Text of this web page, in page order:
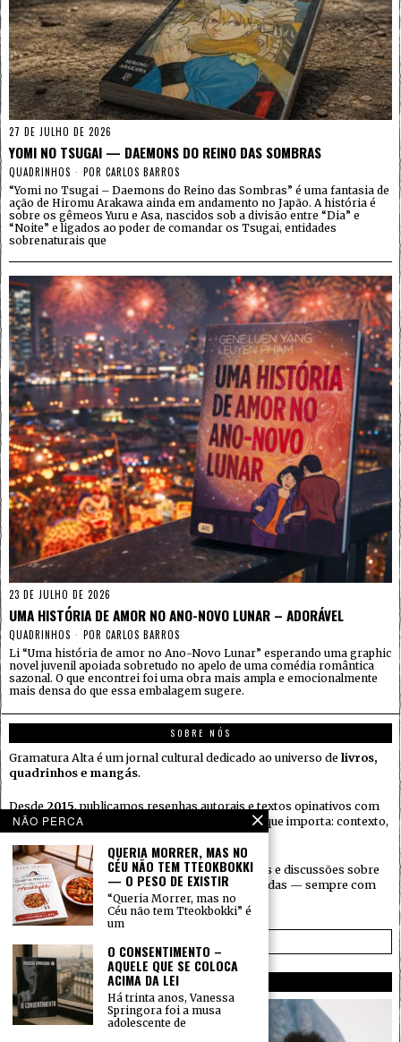
27 DE JULHO DE 2026
YOMI NO TSUGAI — DAEMONS DO REINO DAS SOMBRAS
QUADRINHOS POR CARLOS BARROS
“Yomi no Tsugai – Daemons do Reino das Sombras” é uma fantasia de
ação de Hiromu Arakawa ainda em andamento no Japão. A história é
sobre os gêmeos Yuru e Asa, nascidos sob a divisão entre “Dia” e
“Noite” e ligados ao poder de comandar os Tsugai, entidades
sobrenaturais que
23 DE JULHO DE 2026
UMA HISTÓRIA DE AMOR NO ANO-NOVO LUNAR – ADORÁVEL
QUADRINHOS POR CARLOS BARROS
Li “Uma história de amor no Ano-Novo Lunar” esperando uma graphic
novel juvenil apoiada sobretudo no apelo de uma comédia romântica
sazonal. O que encontrei foi uma obra mais ampla e emocionalmente
mais densa do que essa embalagem sugere.
SOBRE NÓS
Gramatura Alta é um jornal cultural dedicado ao universo de livros,
quadrinhos e mangás.
Desde 2015, publicamos resenhas autorais e textos opinativos com
independência editorial, sem perder de vista o que importa: contexto,
leitura atenta e honestidade com o leitor.
Aqui você encontra críticas, indicações, análises e discussões sobre
lançamentos e obras que merecem ser revisitadas — sempre com
personalidade e sem rodeios.
NÃO PERCA
QUERIA MORRER, MAS NO
CÉU NÃO TEM TTEOKBOKKI
— O PESO DE EXISTIR
“Queria Morrer, mas no
Céu não tem Tteokbokki” é
um
O CONSENTIMENTO –
AQUELE QUE SE COLOCA
ACIMA DA LEI
Há trinta anos, Vanessa
Springora foi a musa
adolescente de